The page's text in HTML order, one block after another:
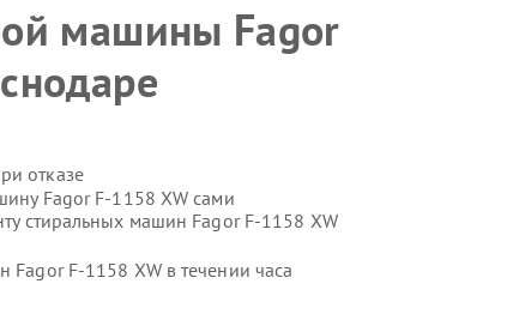
машины Fagor
отказе
Fagor F-1158 XW сами
стиральных машин Fagor F-1158 XW
F-1158 XW в течении часа